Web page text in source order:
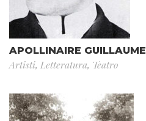
APOLLINAIRE GUILLAUME
Artisti, Letteratura, Teatro